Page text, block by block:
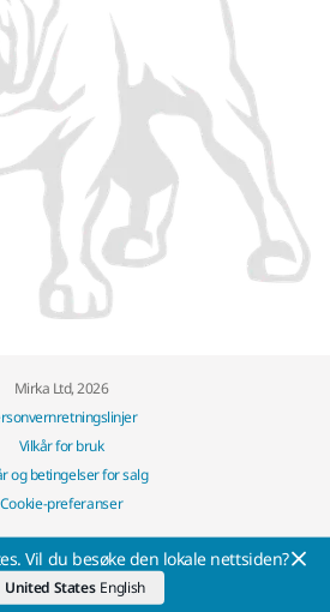
Mirka Ltd, 2026
Vilkår for bruk
og betingelser for salg
Cookie-preferanser
Vil du besøke den lokale nettsiden?
United States English